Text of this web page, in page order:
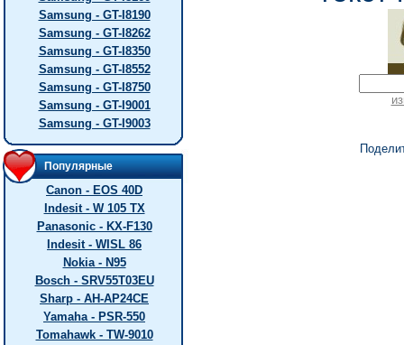
Samsung - GT-I8190
Samsung - GT-I8262
Samsung - GT-I8350
Samsung - GT-I8552
Samsung - GT-I8750
Samsung - GT-I9001
Samsung - GT-I9003
Популярные
Canon - EOS 40D
Indesit - W 105 TX
Panasonic - KX-F130
Indesit - WISL 86
Nokia - N95
Bosch - SRV55T03EU
Sharp - AH-AP24CE
Yamaha - PSR-550
Tomahawk - TW-9010